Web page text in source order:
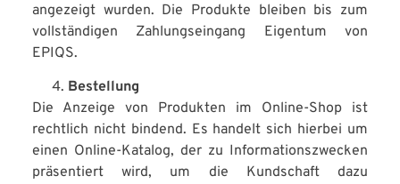
angezeigt wurden. Die Produkte bleiben bis zum
vollständigen Zahlungseingang Eigentum von
EPIQS.
Bestellung
Die Anzeige von Produkten im Online-Shop ist
rechtlich nicht bindend. Es handelt sich hierbei um
einen Online-Katalog, der zu Informationszwecken
präsentiert wird, um die Kundschaft dazu